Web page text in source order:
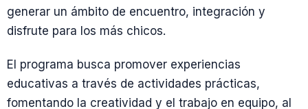
generar un ámbito de encuentro, integración y
disfrute para los más chicos.
El programa busca promover experiencias
educativas a través de actividades prácticas,
fomentando la creatividad y el trabajo en equipo, al